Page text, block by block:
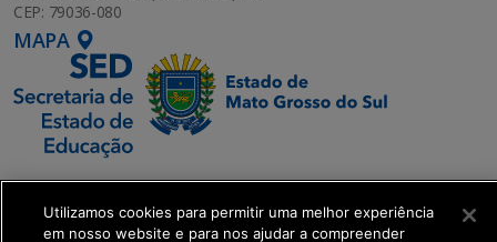
CEP: 79036-080
MAPA
Utilizamos cookies para permitir uma melhor experiência
em nosso website e para nos ajudar a compreender